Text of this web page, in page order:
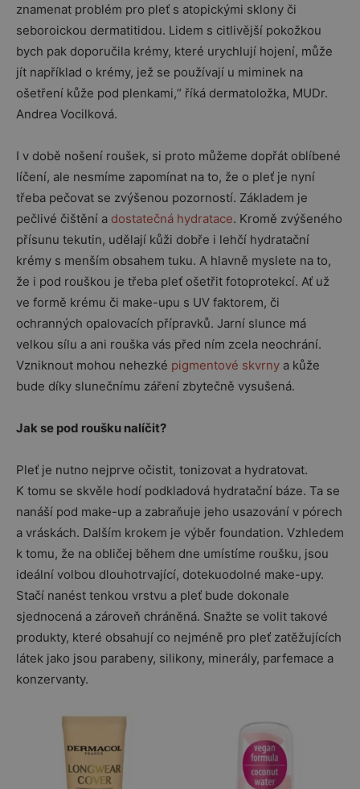
znamenat problém pro pleť s atopickými sklony či
seboroickou dermatitidou. Lidem s citlivější pokožkou
bych pak doporučila krémy, které urychlují hojení, může
jít například o krémy, jež se používají u miminek na
ošetření kůže pod plenkami,“ říká dermatoložka, MUDr.
Andrea Vocilková.
I v době nošení roušek, si proto můžeme dopřát oblíbené
líčení, ale nesmíme zapomínat na to, že o pleť je nyní
třeba pečovat se zvýšenou pozorností. Základem je
pečlivé čištění a dostatečná hydratace. Kromě zvýšeného
přísunu tekutin, udělají kůži dobře i lehčí hydratační
krémy s menším obsahem tuku. A hlavně myslete na to,
že i pod rouškou je třeba pleť ošetřit fotoprotekcí. Ať už
ve formě krému či make-upu s UV faktorem, či
ochranných opalovacích přípravků. Jarní slunce má
velkou sílu a ani rouška vás před ním zcela neochrání.
Vzniknout mohou nehezké pigmentové skvrny a kůže
bude díky slunečnímu záření zbytečně vysušená.
Jak se pod roušku nalíčit?
Pleť je nutno nejprve očistit, tonizovat a hydratovat.
K tomu se skvěle hodí podkladová hydratační báze. Ta se
nanáší pod make-up a zabraňuje jeho usazování v pórech
a vráskách. Dalším krokem je výběr foundation. Vzhledem
k tomu, že na obličej během dne umístíme roušku, jsou
ideální volbou dlouhotrvající, dotekuodolné make-upy.
Stačí nanést tenkou vrstvu a pleť bude dokonale
sjednocená a zároveň chráněná. Snažte se volit takové
produkty, které obsahují co nejméně pro pleť zatěžujících
látek jako jsou parabeny, silikony, minerály, parfemace a
konzervanty.